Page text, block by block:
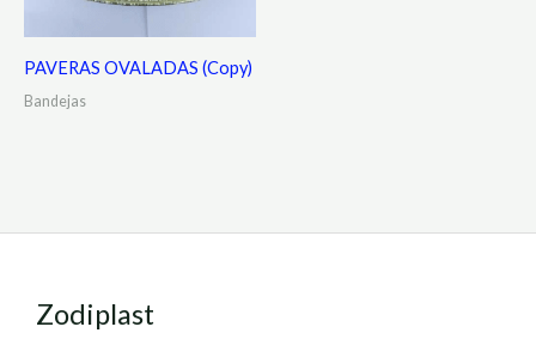
PAVERAS OVALADAS (Copy)
Bandejas
Zodiplast